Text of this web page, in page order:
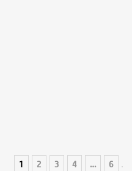
1 2 3 4 … 6